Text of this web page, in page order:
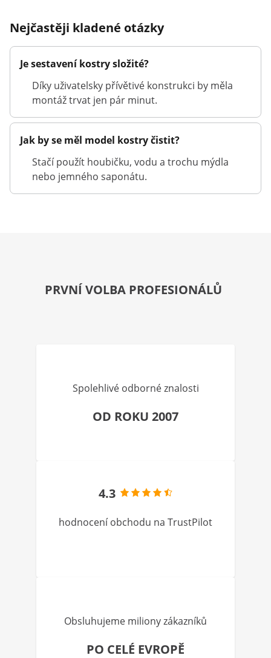
Nejčastěji kladené otázky
Je sestavení kostry složité?
Díky uživatelsky přívětivé konstrukci by měla
montáž trvat jen pár minut.
Jak by se měl model kostry čistit?
Stačí použít houbičku, vodu a trochu mýdla
nebo jemného saponátu.
PRVNÍ VOLBA PROFESIONÁLŮ
Spolehlivé odborné znalosti
OD ROKU 2007
4.3
hodnocení obchodu na TrustPilot
Obsluhujeme miliony zákazníků
PO CELÉ EVROPĚ